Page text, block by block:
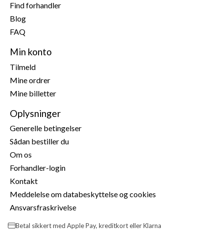
Find forhandler
Blog
FAQ
Min konto
Tilmeld
Mine ordrer
Mine billetter
Oplysninger
Generelle betingelser
Sådan bestiller du
Om os
Forhandler-login
Kontakt
Meddelelse om databeskyttelse og cookies
Ansvarsfraskrivelse
Betal sikkert med Apple Pay, kreditkort eller Klarna